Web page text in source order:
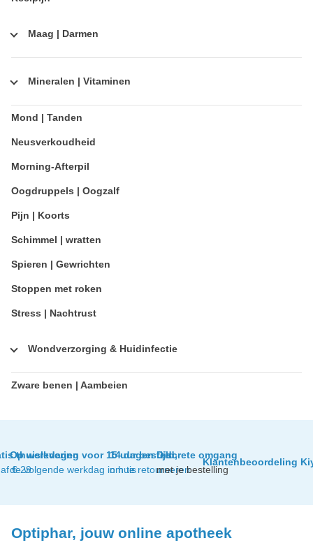
Maag | Darmen
Mineralen | Vitaminen
Mond | Tanden
Neusverkoudheid
Morning-Afterpil
Oogdruppels | Oogzalf
Pijn | Koorts
Schimmel | wratten
Spieren | Gewrichten
Stoppen met roken
Stress | Nachtrust
Wondverzorging & Huidinfectie
Zware benen | Aambeien
thuislevering
€ 29
Op werkdagen voor 15 uur besteld,
de volgende werkdag in huis
14 dagen tijd
om te retourneren
Discrete omgang
met je bestelling
Klantenbeoordeling
Optiphar, jouw online apotheek